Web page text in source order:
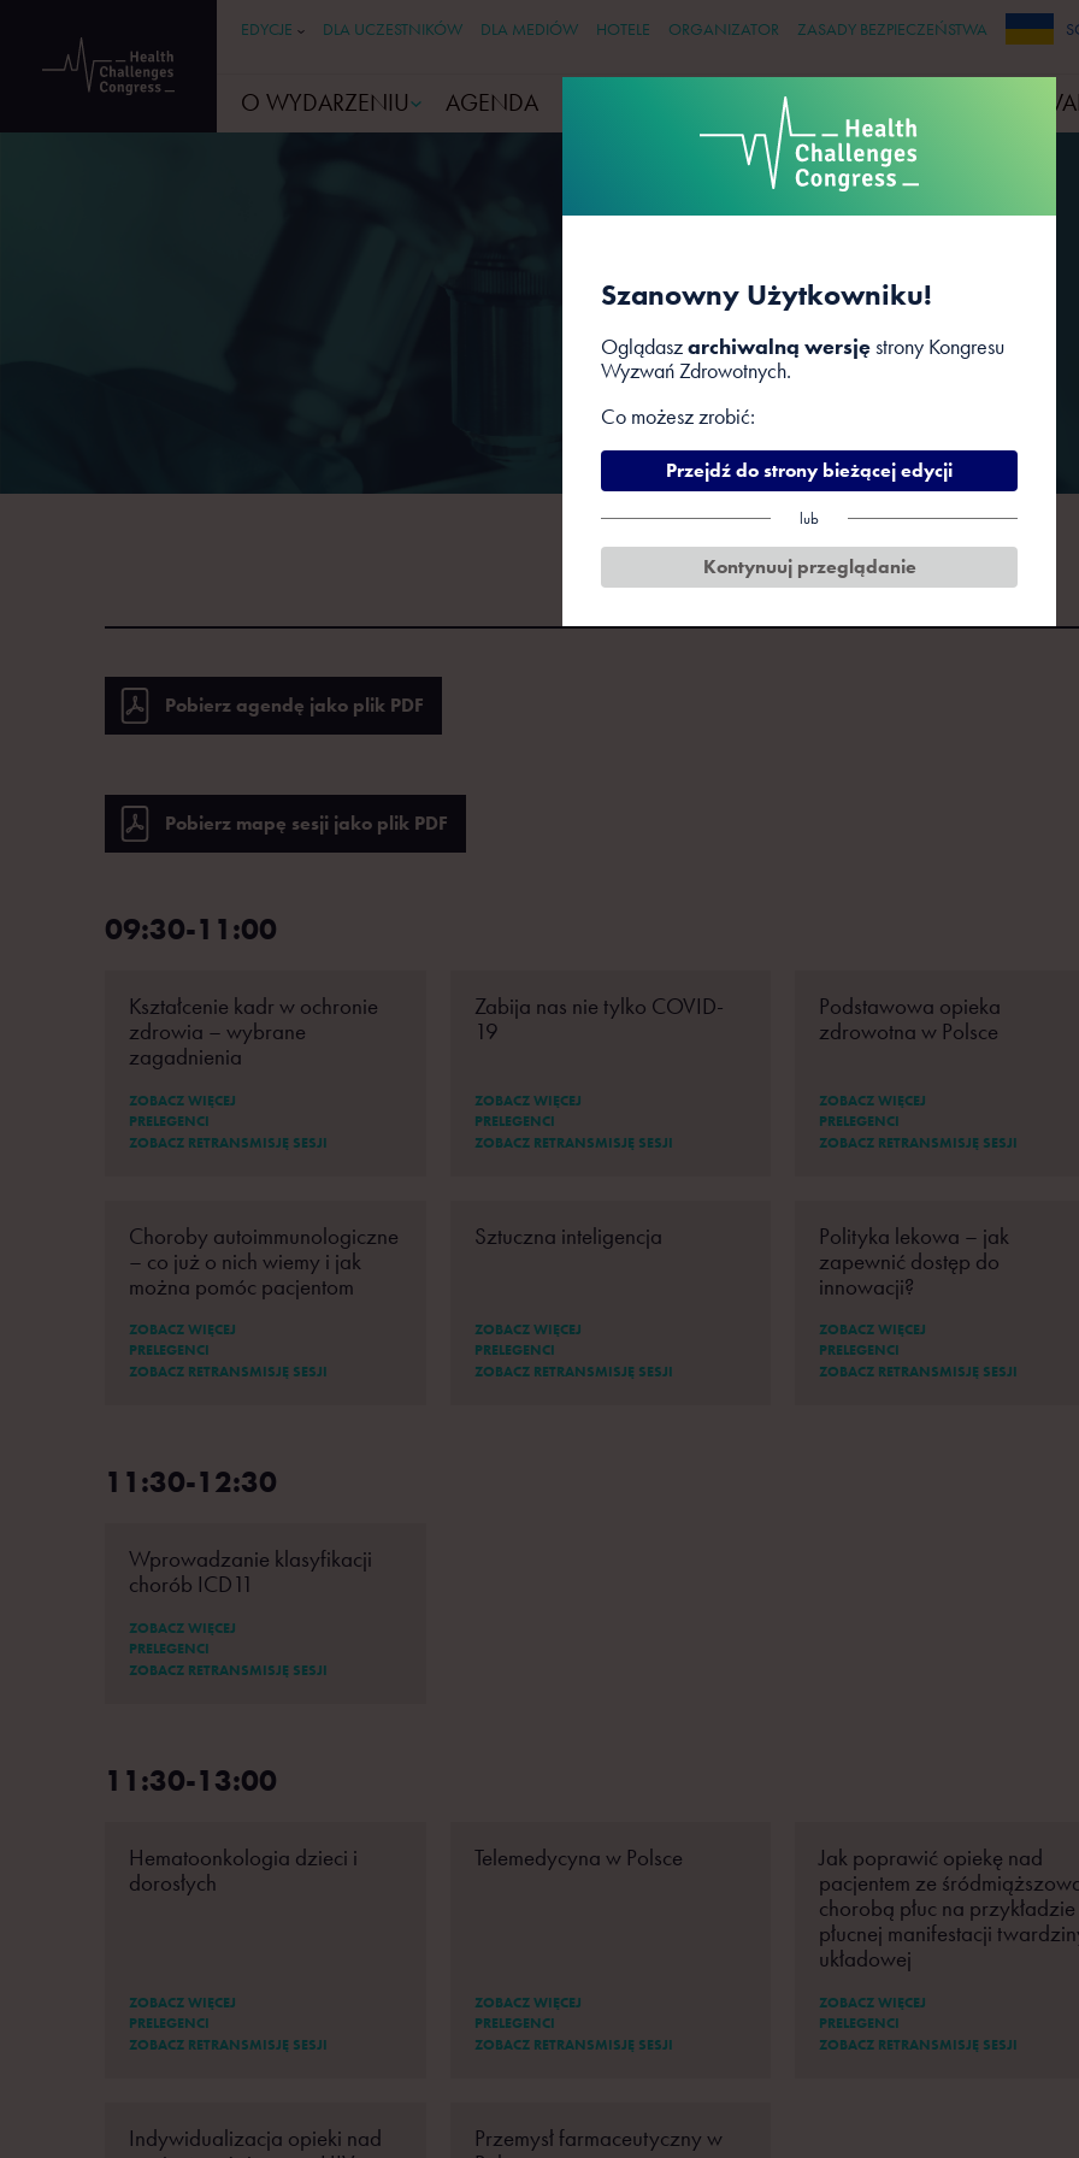
EDYCJE DLA UCZESTNIKÓW DLA MEDIÓW HOTELE ORGANIZATOR ZASADY BEZPIECZEŃSTWA
O WYDARZENIU AGENDA PARTNERZY WYDARZENIA
Sesje
DZIEŃ 1 DZIEŃ 2
Pobierz agendę jako plik PDF
Pobierz mapę sesji jako plik PDF
09:30-11:00
Kształcenie kadr w ochronie
zdrowia – wybrane
zagadnienia
ZOBACZ WIĘCEJ
PRELEGENCI
ZOBACZ RETRANSMISJĘ SESJI
Zabija nas nie tylko COVID-
19
ZOBACZ WIĘCEJ
PRELEGENCI
ZOBACZ RETRANSMISJĘ SESJI
Podstawowa opieka
zdrowotna w Polsce
ZOBACZ WIĘCEJ
PRELEGENCI
ZOBACZ RETRANSMISJĘ SESJI
Choroby autoimmunologiczne
– co już o nich wiemy i jak
można pomóc pacjentom
ZOBACZ WIĘCEJ
PRELEGENCI
ZOBACZ RETRANSMISJĘ SESJI
Sztuczna inteligencja
ZOBACZ WIĘCEJ
PRELEGENCI
ZOBACZ RETRANSMISJĘ SESJI
Polityka lekowa – jak
zapewnić dostęp do
innowacji?
ZOBACZ WIĘCEJ
PRELEGENCI
ZOBACZ RETRANSMISJĘ SESJI
11:30-12:30
Wprowadzanie klasyfikacji
chorób ICD11
ZOBACZ WIĘCEJ
PRELEGENCI
ZOBACZ RETRANSMISJĘ SESJI
11:30-13:00
Hematoonkologia dzieci i
dorosłych
ZOBACZ WIĘCEJ
PRELEGENCI
ZOBACZ RETRANSMISJĘ SESJI
Telemedycyna w Polsce
ZOBACZ WIĘCEJ
PRELEGENCI
ZOBACZ RETRANSMISJĘ SESJI
Jak poprawić opiekę nad
pacjentem ze
chorobą płuc na przykładzie
płucnej manifestacji
układowej
ZOBACZ WIĘCEJ
PRELEGENCI
ZOBACZ RETRANSMISJĘ SESJI
Indywidualizacja opieki nad
Przemysł farmaceutyczny w
Szanowny Użytkowniku!
Oglądaszarchiwalną wersjęstrony Kongresu
Wyzwań Zdrowotnych.
Co możesz zrobić:
Przejdź do strony bieżącej edycji
lub
Kontynuuj przeglądanie